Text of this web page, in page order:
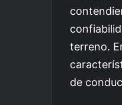
terreno.
de